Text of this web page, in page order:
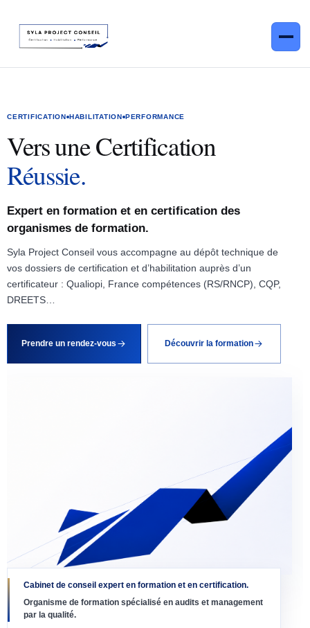
Accompagnement
Accompagnement Dossier France Compétences
Accompagnement Habilitation Certificateur
Accompagnement Qualiopi
Accompagnement à l'intégration de l'IA
Formation
Contact
LinkedIn Instagram
CERTIFICATION HABILITATION PERFORMANCE
Vers une Certification
Réussie.
Expert en formation et en certification des
organismes de formation.
Syla Project Conseil vous accompagne au dépôt technique de
vos dossiers de certification et d’habilitation auprès d’un
certificateur : Qualiopi, France compétences (RS/RNCP), CQP,
DREETS…
Prendre un rendez-vous Découvrir la formation
Cabinet de conseil expert en formation et en certification.
Organisme de formation spécialisé en audits et management
par la qualité.